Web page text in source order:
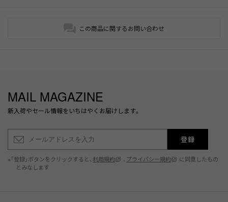
この商品に関するお問い合わせ
MAIL MAGAZINE
新入荷やセール情報をいちはやくお届けします。
登録
※「登録」ボタンをクリックすると、 利用規約 、 プライバシー規約
に同意したもの
とみなします